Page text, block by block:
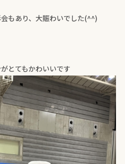
もあり、大賑わいでした(^^)
とてもかわいいです